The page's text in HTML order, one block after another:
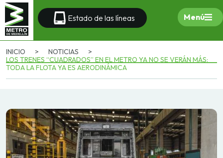
Estado de las líneas Menú
INICIO > NOTICIAS
>
LOS TRENES “CUADRADOS” EN EL METRO YA NO SE VERÁN MÁS:
TODA LA FLOTA YA ES AERODINÁMICA